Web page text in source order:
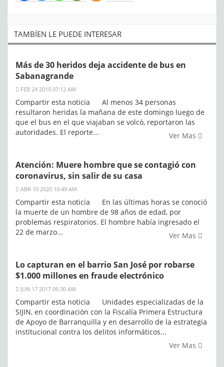
TAMBÍEN LE PUEDE INTERESAR
Más de 30 heridos deja accidente de bus en
Sabanagrande
FEB 24 2019 07:12 AM
Compartir esta noticia Al menos 34 personas
resultaron heridas la mañana de este domingo luego de
que el bus en el que viajaban se volcó, reportaron las
autoridades. El reporte...
Ver Mas
Atención: Muere hombre que se contagió con
coronavirus, sin salir de su casa
ABR 10 2020 10:49 AM
Compartir esta noticia En las últimas horas se conoció
la muerte de un hombre de 98 años de edad, por
problemas respiratorios. El hombre había ingresado el
22 de marzo...
Ver Mas
Lo capturan en el barrio San José por robarse
$1.000 millones en fraude electrónico
JUN 17 2017 06:30 AM
Compartir esta noticia Unidades especializadas de la
SIJIN, en coordinación con la Fiscalía Primera Estructura
de Apoyo de Barranquilla y en desarrollo de la estrategia
institucional contra los delitos informáticos...
Ver Mas